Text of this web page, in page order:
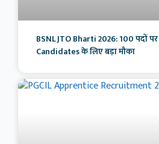
BSNL JTO Bharti 2026: 100 पदों पर
Candidates के लिए बड़ा मौका